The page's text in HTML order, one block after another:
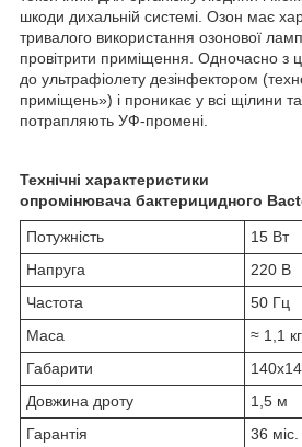
шкоди дихальній системі. Озон має
тривалого використання озонової
провітрити приміщення. Одночасно з
до ультрафіолету дезінфектором
приміщень») і проникає у всі щілини
потрапляють УФ-промені.
Технічні характеристики
опромінювача бактерицидного
Потужність
15 Вт
Напруга
220 В
Частота
50 Гц
Маса
≈ 1,1 кг
Габарити
Довжина дроту
1,5 м
Гарантія
36 міс.